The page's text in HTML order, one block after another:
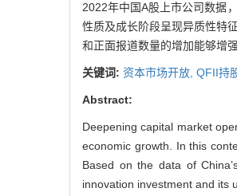
2022年中国A股上市公司数据
性质及成长阶段呈现异质性特
和正面报道数量的增加能够增
关键词: 资本市场开放, QFII持
Abstract:
Deepening capital market
economic growth. In this
Based on the data of
innovation investment and its